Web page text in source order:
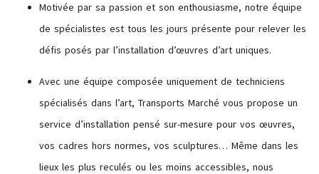
Motivée par sa passion et son enthousiasme, notre équipe
de spécialistes est tous les jours présente pour relever les
défis posés par l’installation d’œuvres d’art uniques.
Avec une équipe composée uniquement de techniciens
spécialisés dans l’art, Transports Marché vous propose un
service d’installation pensé sur-mesure pour vos œuvres,
vos cadres hors normes, vos sculptures… Même dans les
lieux les plus reculés ou les moins accessibles, nous